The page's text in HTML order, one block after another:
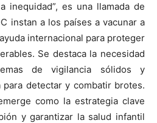
inequidad”, es una llamada de
instan a los países a vacunar a
internacional para proteger
Se destaca la necesidad
de vigilancia sólidos y
para detectar y combatir brotes.
como la estrategia clave
y garantizar la salud infantil